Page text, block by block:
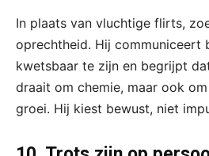
In plaats van vluchtige flirts,
oprechtheid. Hij communiceert
kwetsbaar te zijn en begrijpt
draait om chemie, maar ook
groei. Hij kiest bewust, niet